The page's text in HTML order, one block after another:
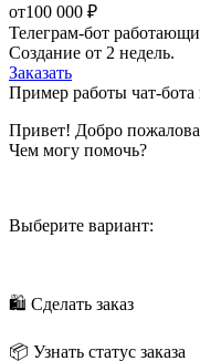
от100 000 ₽
Телеграм-бот
Создание от 2 недель.
Заказать
Пример работы чат-бота
Привет! Добро
Чем могу помочь?
Выберите вариант:
🛍 Сделать заказ
📦 Узнать статус заказа